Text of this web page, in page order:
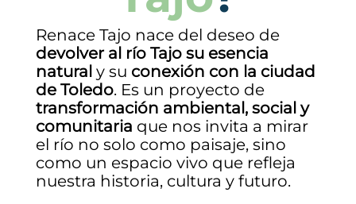
Renace Tajo nace del deseo de
devolver al río Tajo su esencia
natural y su conexión con la ciudad
de Toledo. Es un proyecto de
transformación ambiental, social y
comunitaria que nos invita a mirar
el río no solo como paisaje, sino
como un espacio vivo que refleja
nuestra historia, cultura y futuro.